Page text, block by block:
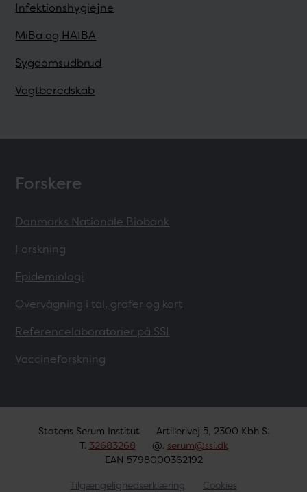
Infektionshygiejne
MiBa og HAIBA
Sygdomsudbrud
Vagtberedskab
Forskere
Danmarks Nationale Biobank
Forskning
Epidemiologi
Overvågning i tal, grafer og kort
Referencelaboratorier på SSI
Vaccineforskning
Statens Serum Institut
Artillerivej 5, 2300 Kbh S.
T. 32683268 @. serum@ssi.dk
EAN 5798000362192
Tilgængelighedserklæring Cookies